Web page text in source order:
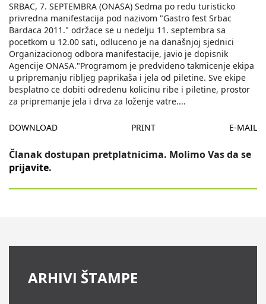
SRBAC, 7. SEPTEMBRA (ONASA) Sedma po redu turisticko
privredna manifestacija pod nazivom "Gastro fest Srbac
Bardaca 2011." održace se u nedelju 11. septembra sa
pocetkom u 12.00 sati, odluceno je na današnjoj sjednici
Organizacionog odbora manifestacije, javio je dopisnik
Agencije ONASA."Programom je predvideno takmicenje ekipa
u pripremanju ribljeg paprikaša i jela od piletine. Sve ekipe
besplatno ce dobiti odredenu kolicinu ribe i piletine, prostor
za pripremanje jela i drva za loženje vatre....
DOWNLOAD PRINT E-MAIL
Članak dostupan pretplatnicima. Molimo Vas da se
prijavite.
ARHIVI ŠTAMPE